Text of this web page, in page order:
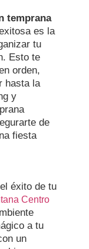
temprana
es la
tu
Esto te
orden,
hasta la
y
de
fiesta
éxito de tu
Centro
a tu
un